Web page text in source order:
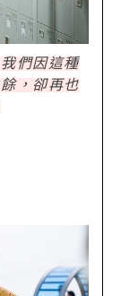
們因這種
，卻再也